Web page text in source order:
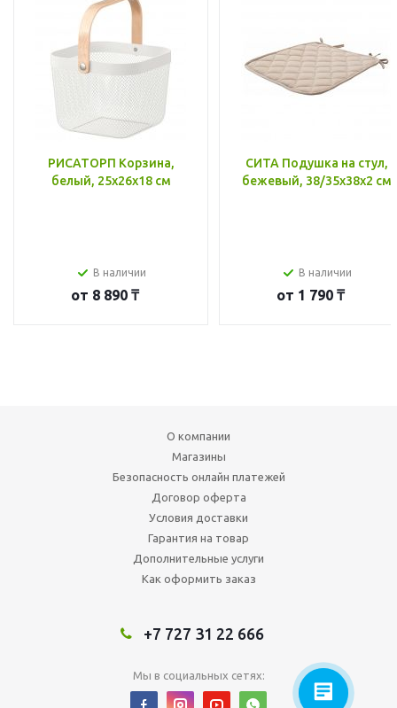
РИСАТОРП Корзина,
белый, 25x26x18 см
В наличии
от 8 890 ₸
СИТА Подушка на стул,
бежевый, 38/35x38x2 см
В наличии
от 1 790 ₸
О компании
Магазины
Безопасность онлайн платежей
Договор оферта
Условия доставки
Гарантия на товар
Дополнительные услуги
Как оформить заказ
+7 727 31 22 666
Мы в социальных сетях: